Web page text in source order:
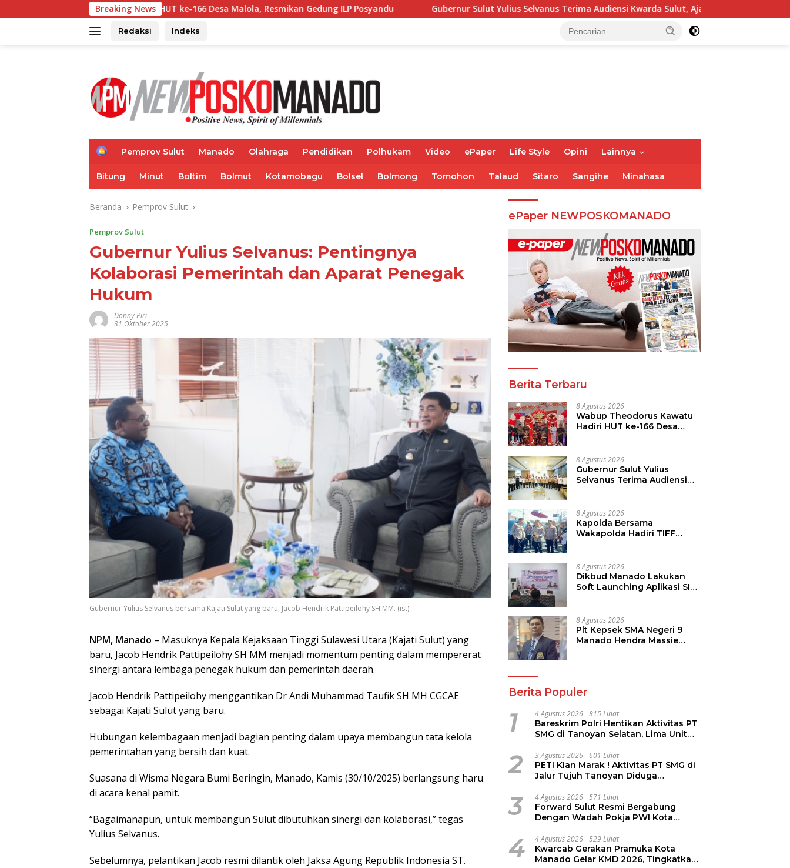
ke
Breaking News
Hadiri HUT ke-166 Desa Malola, Resmikan Gedung ILP Posyandu Gubernur Sulut Yulius Selvanus Terima Audiensi Kwarda Sulut, Ajak Bersatu Bersama Bangun Sulut
Redaksi Indeks
H
e
Pemprov Sulut Manado Olahraga Pendidikan Polhukam Video ePaper Life Style Opini Lainnya
Bitung Minut Boltim Bolmut Kotamobagu Bolsel Bolmong Tomohon Talaud Sitaro Sangihe Minahasa
Beranda Pemprov Sulut
Pemprov Sulut
Gubernur Yulius Selvanus: Pentingnya
Kolaborasi Pemerintah dan Aparat Penegak
Hukum
Donny Piri
31 Oktober 2025
Gubernur Yulius Selvanus bersama Kajati Sulut yang baru, Jacob Hendrik Pattipeilohy SH MM. (ist)
NPM, Manado – Masuknya Kepala Kejaksaan Tinggi Sulawesi Utara (Kajati Sulut) yang
baru, Jacob Hendrik Pattipeilohy SH MM menjadi momentum penting dalam mempererat
sinergi antara lembaga penegak hukum dan pemerintah daerah.
Jacob Hendrik Pattipeilohy menggantikan Dr Andi Muhammad Taufik SH MH CGCAE
sebagai Kajati Sulut yang baru.
Hubungan kelembagaan menjadi bagian penting dalam upaya membangun tata kelola
pemerintahan yang bersih dan kuat.
Suasana di Wisma Negara Bumi Beringin, Manado, Kamis (30/10/2025) berlangsung haru
di acara kenal pamit.
“Bagaimanapun, untuk membangun Sulut dibutuhkan sinergi dan kolaborasi,” tegas
Yulius Selvanus.
Sebelumnya, pelantikan Jacob resmi dilantik oleh Jaksa Agung Republik Indonesia ST.
ePaper NEWPOSKOMANADO
Berita Terbaru
8 Agustus 2026
Wabup Theodorus Kawatu
Hadiri HUT ke-166 Desa
8 Agustus 2026
Gubernur Sulut Yulius
Selvanus Terima Audiensi
8 Agustus 2026
Kapolda Bersama
Wakapolda Hadiri TIFF
Keamanan
8 Agustus 2026
Dikbud Manado Lakukan
Soft Launching Aplikasi SI
8 Agustus 2026
Plt Kepsek SMA Negeri 9
Manado Hendra Massie
Berita Populer
1 4 Agustus 2026 815 Lihat
Bareskrim Polri Hentikan Aktivitas PT
SMG di Tanoyan Selatan, Lima Unit
2 3 Agustus 2026 601 Lihat
PETI Kian Marak ! Aktivitas PT SMG di
Jalur Tujuh Tanoyan Diduga
3 4 Agustus 2026 571 Lihat
Forward Sulut Resmi Bergabung
Dengan Wadah Pokja PWI Kota
4 4 Agustus 2026 529 Lihat
Kwarcab Gerakan Pramuka Kota
Manado Gelar KMD 2026, Tingkatkan